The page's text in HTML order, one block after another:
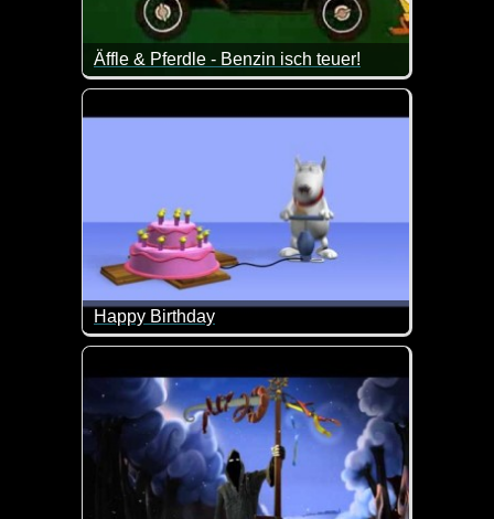
Äffle & Pferdle - Benzin isch teuer!
Dieses Video passt doch derzeit wie die Faust
Happy Birthday
Das ist doch mal ein lustiges Happy Birthday